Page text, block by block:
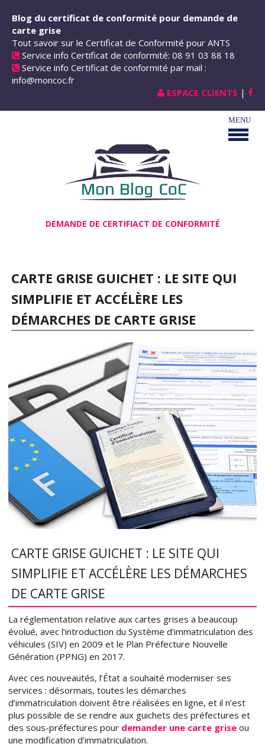
Blog du certificat de conformité pour demande de
carte grise
Tout savoir sur le Certificat de Conformité pour ANTS
Service info Certificat de conformité: 08 91 03 88 18
Service info Certificat de conformité par mail :
info@moncoc.fr
ESPACE CLIENTS |
DEMANDE DE CERTIFIACT DE CONFORMITÉ
CARTE GRISE GUICHET : LE SITE QUI
SIMPLIFIE ET ACCÉLÈRE LES
DÉMARCHES DE CARTE GRISE
CARTE GRISE GUICHET : LE SITE QUI
SIMPLIFIE ET ACCÉLÈRE LES DÉMARCHES
DE CARTE GRISE
La réglementation relative aux cartes grises a beaucoup
évolué, avec l’introduction du Système d’immatriculation des
véhicules (SIV) en 2009 et le Plan Préfecture Nouvelle
Génération (PPNG) en 2017.
Avec ces nouveautés, l’État a souhaité moderniser ses
services : désormais, toutes les démarches
d’immatriculation doivent être réalisées en ligne, et il n’est
plus possible de se rendre aux guichets des préfectures et
des sous-préfectures pour demander une carte griseou
une modification d’immatriculation.